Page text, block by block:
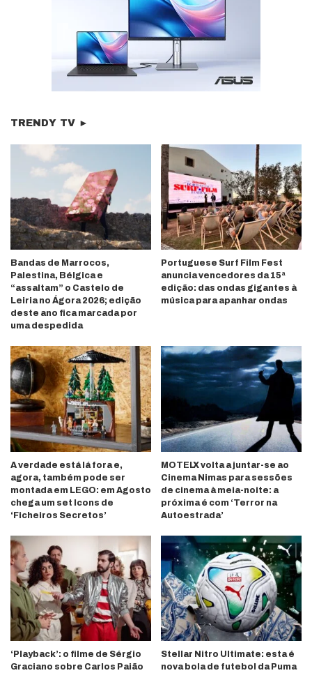
TRENDY TV ►
Bandas de Marrocos,
Palestina, Bélgica e
“assaltam” o Castelo de
Leiria no Ágora 2026; edição
deste ano fica marcada por
uma despedida
Portuguese Surf Film Fest
anuncia vencedores da 15ª
edição: das ondas gigantes à
música para apanhar ondas
A verdade está lá fora e,
agora, também pode ser
montada em LEGO: em Agosto
chega um set Icons de
‘Ficheiros Secretos’
MOTELX volta a juntar-se ao
Cinema Nimas para sessões
de cinema à meia-noite: a
próxima é com ‘Terror na
Autoestrada’
‘Playback’: o filme de Sérgio
Graciano sobre Carlos Paião
Stellar Nitro Ultimate: esta é
nova bola de futebol da Puma